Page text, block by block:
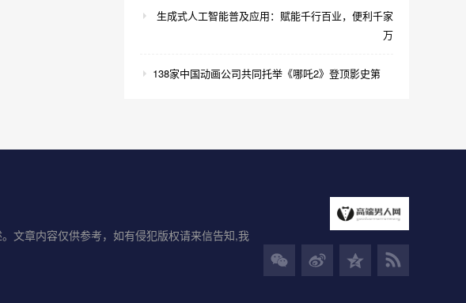
生成式人工智能普及应用：赋能千行百业，便利千家
万
138家中国动画公司共同托举《哪吒2》登顶影史第
文章内容仅供参考，如有侵犯版权请来信告知,我